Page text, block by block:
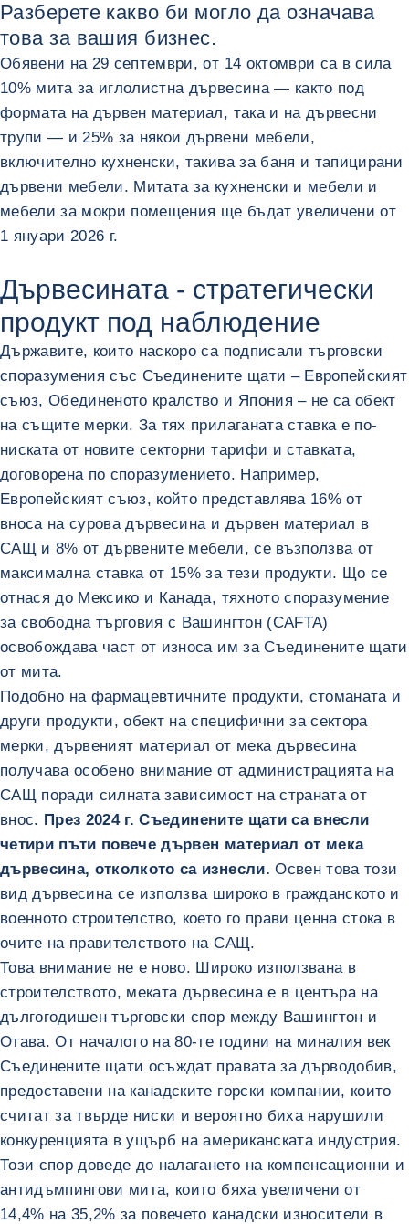
Разберете какво би могло да означава
това за вашия бизнес.
Обявени на 29 септември, от 14 октомври са в сила
10% мита за иглолистна дървесина — както под
формата на дървен материал, така и на дървесни
трупи — и 25% за някои дървени мебели,
включително кухненски, такива за баня и тапицирани
дървени мебели. Митата за кухненски и мебели и
мебели за мокри помещения ще бъдат увеличени от
1 януари 2026 г.
Дървесината - стратегически
продукт под наблюдение
Държавите, които наскоро са подписали търговски
споразумения със Съединените щати – Европейският
съюз, Обединеното кралство и Япония – не са обект
на същите мерки. За тях прилаганата ставка е по-
ниската от новите секторни тарифи и ставката,
договорена по споразумението. Например,
Европейският съюз, който представлява 16% от
вноса на сурова дървесина и дървен материал в
САЩ и 8% от дървените мебели, се възползва от
максимална ставка от 15% за тези продукти. Що се
отнася до Мексико и Канада, тяхното споразумение
за свободна търговия с Вашингтон (CAFTA)
освобождава част от износа им за Съединените щати
от мита.
Подобно на фармацевтичните продукти, стоманата и
други продукти, обект на специфични за сектора
мерки, дървеният материал от мека дървесина
получава особено внимание от администрацията на
САЩ поради силната зависимост на страната от
внос. През 2024 г. Съединените щати са внесли
четири пъти повече дървен материал от мека
дървесина, отколкото са изнесли. Освен това този
вид дървесина се използва широко в гражданското и
военното строителство, което го прави ценна стока в
очите на правителството на САЩ.
Това внимание не е ново. Широко използвана в
строителството, меката дървесина е в центъра на
дългогодишен търговски спор между Вашингтон и
Отава. От началото на 80-те години на миналия век
Съединените щати осъждат правата за дърводобив,
предоставени на канадските горски компании, които
считат за твърде ниски и вероятно биха нарушили
конкуренцията в ущърб на американската индустрия.
Този спор доведе до налагането на компенсационни и
антидъмпингови мита, които бяха увеличени от
14,4% на 35,2% за повечето канадски износители в